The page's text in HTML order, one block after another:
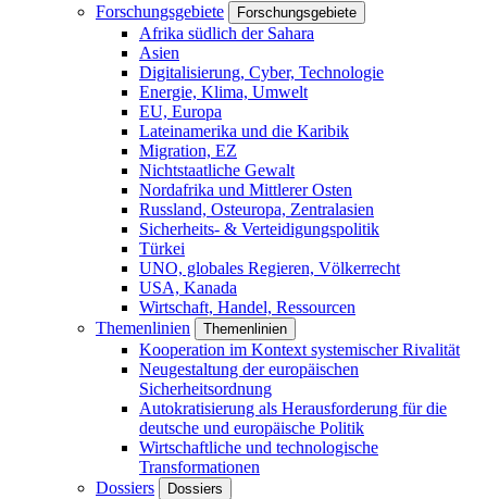
Forschungsgebiete
Forschungsgebiete
Afrika südlich der Sahara
Asien
Digitalisierung, Cyber, Technologie
Energie, Klima, Umwelt
EU, Europa
Lateinamerika und die Karibik
Migration, EZ
Nichtstaatliche Gewalt
Nordafrika und Mittlerer Osten
Russland, Osteuropa, Zentralasien
Sicherheits- & Verteidigungspolitik
Türkei
UNO, globales Regieren, Völkerrecht
USA, Kanada
Wirtschaft, Handel, Ressourcen
Themenlinien
Themenlinien
Kooperation im Kontext systemischer Rivalität
Neugestaltung der europäischen
Sicherheitsordnung
Autokratisierung als Herausforderung für die
deutsche und europäische Politik
Wirtschaftliche und technologische
Transformationen
Dossiers
Dossiers